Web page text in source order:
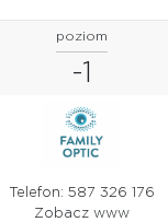
poziom
-1
Telefon: 587 326 176
Zobacz www